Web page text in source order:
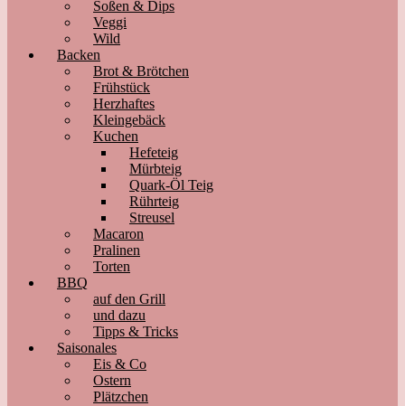
Soßen & Dips
Veggi
Wild
Backen
Brot & Brötchen
Frühstück
Herzhaftes
Kleingebäck
Kuchen
Hefeteig
Mürbteig
Quark-Öl Teig
Rührteig
Streusel
Macaron
Pralinen
Torten
BBQ
auf den Grill
und dazu
Tipps & Tricks
Saisonales
Eis & Co
Ostern
Plätzchen